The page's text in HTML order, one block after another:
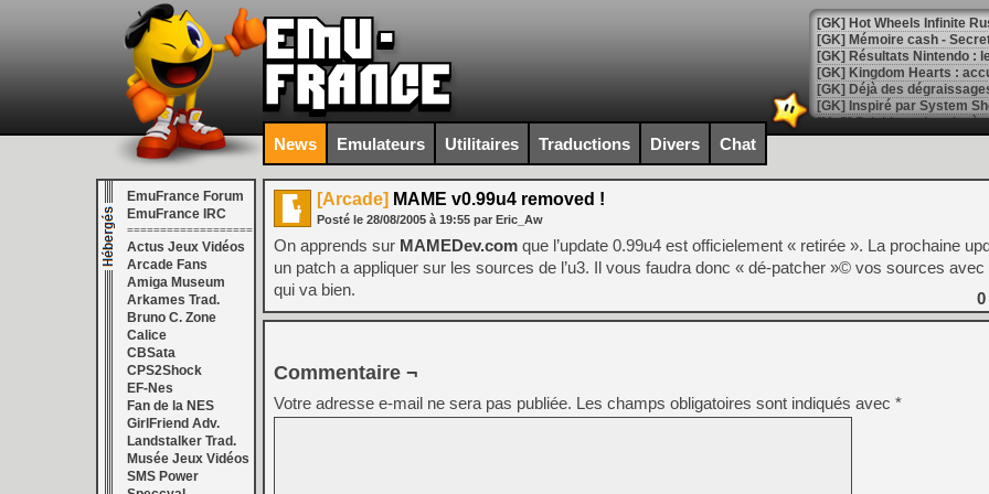
[GK] Hot Wheels Infinite
[GK] Mémoire cash -
[GK] Résultats Nintendo :
[GK] Déjà des
[Mo5] Brickboy cherche à
[GK] Minecraft et ses «
[GK] Beast of
[GK] Ubisoft : fin de partie
[GK] Mémoire cash -
[GK] Dan Houser (GTA)
[GK] Comment EA Sports
[GK] Crimson Moon : un
[GK] Isle of Reveries : le
[GK] Moonlighter 2 : The
[GK] Capcom relance
[Mo5] Deux inédits du
[GK] Le beat'em up The
[GK] Endless Legend 2 :
News Emulateurs Utilitaires Traductions Divers Chat
EmuFrance Forum
EmuFrance IRC
===================
Actus Jeux Vidéos
Arcade Fans
Amiga Museum
Arkames Trad.
Bruno C. Zone
Calice
CBSata
CPS2Shock
EF-Nes
Fan de la NES
GirlFriend Adv.
Landstalker Trad.
Musée Jeux Vidéos
SMS Power
[Arcade] MAME v0.99u4 removed !
Posté le 28/08/2005 à 19:55 par Eric_Aw
On apprends sur MAMEDev.com que l’update 0.99u4 est officielement « retirée ». La prochaine
un patch a appliquer sur les sources de l’u3. Il vous faudra donc « dé-patcher »© vos sources
qui va bien.
0
Commentaire ¬
Votre adresse e-mail ne sera pas publiée. Les champs obligatoires sont indiqués avec *